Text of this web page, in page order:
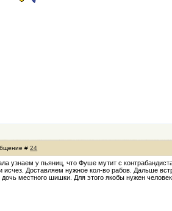
#24
узнаем у пьяниц, что Фуше мутит с
исчез. Доставляем нужное кол-во рабов. Дальше
местного шишки. Для этого якобы нужен